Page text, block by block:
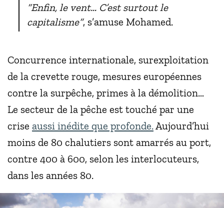
“Enfin, le vent… C’est surtout le
capitalisme”, s’amuse Mohamed.
Concurrence internationale, surexploitation
de la crevette rouge, mesures européennes
contre la surpêche, primes à la démolition…
Le secteur de la pêche est touché par une
crise aussi inédite que profonde.Aujourd’hui
moins de 80 chalutiers sont amarrés au port,
contre 400 à 600, selon les interlocuteurs,
dans les années 80.